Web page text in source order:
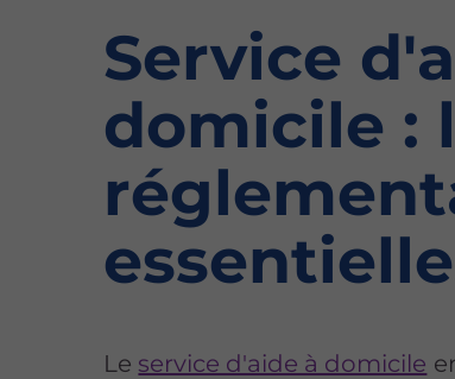
Service
domicile :
Le service d'aide à domicile